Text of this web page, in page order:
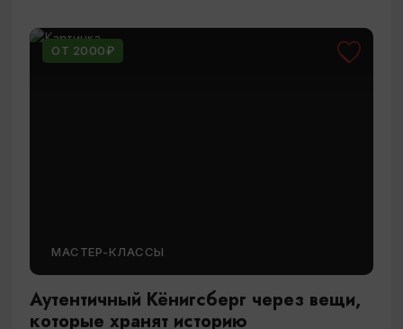
ОТ 2000₽
МАСТЕР-КЛАССЫ
Аутентичный Кёнигсберг через вещи,
которые хранят историю